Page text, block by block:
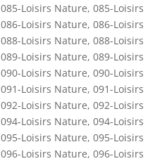
085-Loisirs Nature, 085-Loisirs
086-Loisirs Nature, 086-Loisirs
088-Loisirs Nature, 088-Loisirs
089-Loisirs Nature, 089-Loisirs
090-Loisirs Nature, 090-Loisirs
091-Loisirs Nature, 091-Loisirs
092-Loisirs Nature, 092-Loisirs
094-Loisirs Nature, 094-Loisirs
095-Loisirs Nature, 095-Loisirs
096-Loisirs Nature, 096-Loisirs